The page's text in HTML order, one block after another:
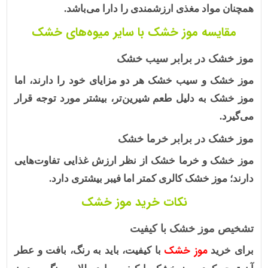
همچنان مواد مغذی ارزشمندی را دارا می‌باشد.
مقایسه موز خشک با سایر میوه‌های خشک
موز خشک در برابر سیب خشک
موز خشک و سیب خشک هر دو مزایای خود را دارند، اما
موز خشک به دلیل طعم شیرین‌تر، بیشتر مورد توجه قرار
می‌گیرد.
موز خشک در برابر خرما خشک
موز خشک و خرما خشک از نظر ارزش غذایی تفاوت‌هایی
دارند؛ موز خشک کالری کمتر اما فیبر بیشتری دارد.
نکات خرید موز خشک
تشخیص موز خشک با کیفیت
برای خریدموز خشک با کیفیت، باید به رنگ، بافت و عطر